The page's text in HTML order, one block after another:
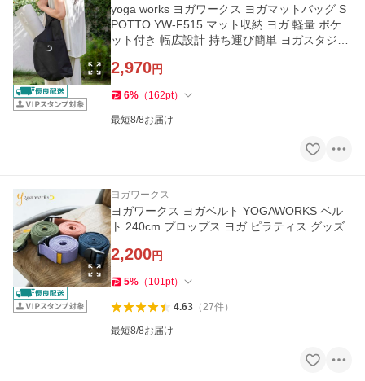
yoga works ヨガワークス ヨガマットバッグ S
POTTO YW-F515 マット収納 ヨガ 軽量 ポケ
ット付き 幅広設計 持ち運び簡単 ヨガスタジオ
2,970円
6% （ 162pt）
最短8/8お届け
ヨガワークス
ヨガワークス ヨガベルト YOGAWORKS ベル
ト 240cm プロップス ヨガ ピラティス グッズ
2,200円
5% （ 101pt）
4.63（27件）
最短8/8お届け